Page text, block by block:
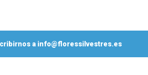
a info@floressilvestres.es